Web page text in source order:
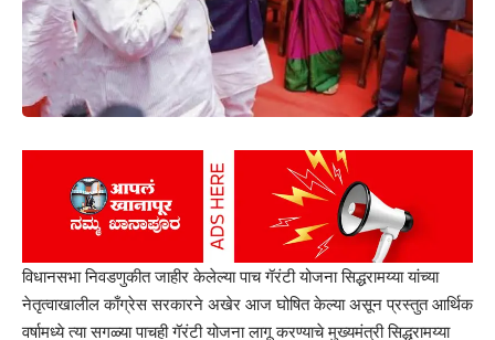
विधानसभा निवडणुकीत जाहीर केलेल्या पाच गॅरंटी योजना सिद्धरामय्या यांच्या
नेतृत्वाखालील काँग्रेस सरकारने अखेर आज घोषित केल्या असून प्रस्तुत आर्थिक
वर्षामध्ये त्या सगळ्या पाचही गॅरंटी योजना लागू करण्याचे मुख्यमंत्री सिद्धरामय्या